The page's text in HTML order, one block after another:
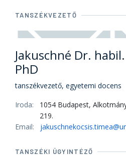
TANSZÉKVEZETŐ
Jakuschné Dr. habil.
PhD